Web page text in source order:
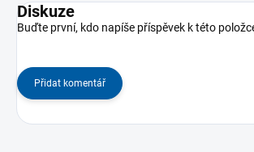
Diskuze
Buďte první, kdo napíše příspěvek k této
Přidat komentář